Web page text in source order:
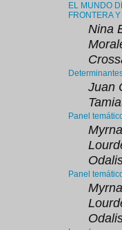
EL MUNDO
FRONTERA
Nina
Juan
Panel
Panel